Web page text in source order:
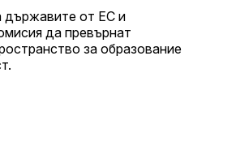
държавите от ЕС и
да превърнат
за образование